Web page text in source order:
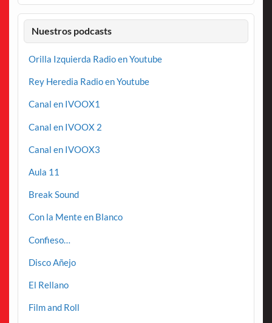
Nuestros podcasts
Orilla Izquierda Radio en Youtube
Rey Heredia Radio en Youtube
Canal en IVOOX1
Canal en IVOOX 2
Canal en IVOOX3
Aula 11
Break Sound
Con la Mente en Blanco
Confieso…
Disco Añejo
El Rellano
Film and Roll